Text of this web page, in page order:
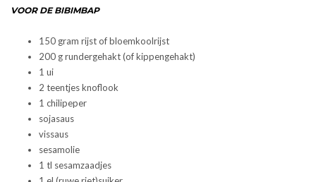
VOOR DE BIBIMBAP
150 gram rijst of bloemkoolrijst
200 g rundergehakt (of kippengehakt)
1 ui
2 teentjes knoflook
1 chilipeper
sojasaus
vissaus
sesamolie
1 tl sesamzaadjes